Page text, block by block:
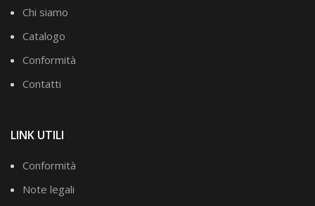
Chi siamo
Catalogo
Conformità
Contatti
LINK UTILI
Conformità
Note legali